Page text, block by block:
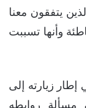
يتفقون معنا
وأنها تسببت
زيارته إلى
مسألة روابطه